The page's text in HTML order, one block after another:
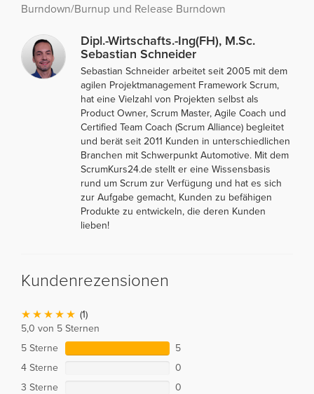
Burndown/Burnup und Release Burndown
Dipl.-Wirtschafts.-Ing(FH), M.Sc.
Sebastian Schneider
Sebastian Schneider arbeitet seit 2005 mit dem
agilen Projektmanagement Framework Scrum,
hat eine Vielzahl von Projekten selbst als
Product Owner, Scrum Master, Agile Coach und
Certified Team Coach (Scrum Alliance) begleitet
und berät seit 2011 Kunden in unterschiedlichen
Branchen mit Schwerpunkt Automotive. Mit dem
ScrumKurs24.de stellt er eine Wissensbasis
rund um Scrum zur Verfügung und hat es sich
zur Aufgabe gemacht, Kunden zu befähigen
Produkte zu entwickeln, die deren Kunden
lieben!
Kundenrezensionen
(1)
5,0 von 5 Sternen
5 Sterne
5
4 Sterne
0
3 Sterne
0